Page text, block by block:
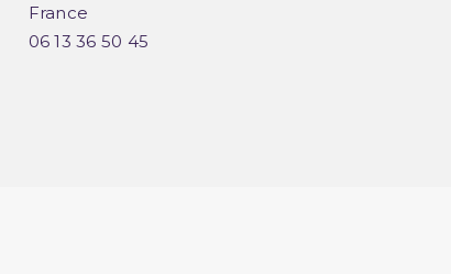
France
06 13 36 50 45